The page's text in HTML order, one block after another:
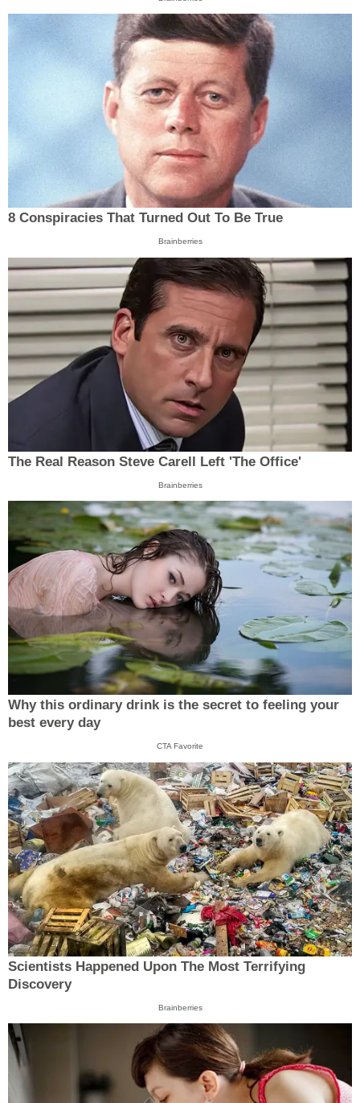
8 Conspiracies That Turned Out To Be True
Brainberries
The Real Reason Steve Carell Left 'The Office'
Brainberries
Why this ordinary drink is the secret to feeling your
best every day
CTA Favorite
Scientists Happened Upon The Most Terrifying
Discovery
Brainberries